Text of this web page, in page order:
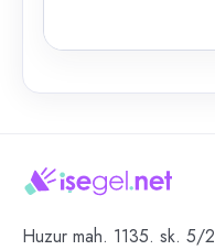
Huzur mah. 1135. sk. 5/2